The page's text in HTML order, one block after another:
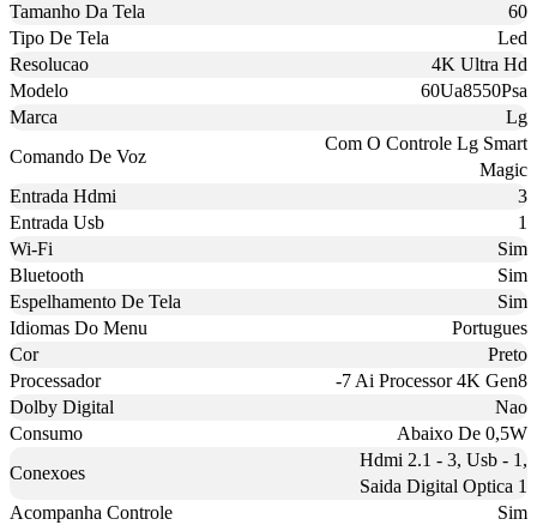
Tamanho Da Tela
60
Tipo De Tela
Led
Resolucao
4K Ultra Hd
Modelo
60Ua8550Psa
Marca
Lg
Comando De Voz
Com O Controle Lg Smart
Magic
Entrada Hdmi
3
Entrada Usb
1
Wi-Fi
Sim
Bluetooth
Sim
Espelhamento De Tela
Sim
Idiomas Do Menu
Portugues
Cor
Preto
Processador
-7 Ai Processor 4K Gen8
Dolby Digital
Nao
Consumo
Abaixo De 0,5W
Conexoes
Hdmi 2.1 - 3, Usb - 1,
Saida Digital Optica 1
Acompanha Controle
Sim